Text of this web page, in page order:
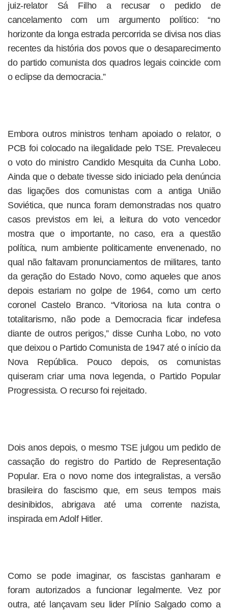
juiz-relator Sá Filho a recusar o pedido de
cancelamento com um argumento político: “no
horizonte da longa estrada percorrida se divisa nos dias
recentes da história dos povos que o desaparecimento
do partido comunista dos quadros legais coincide com
o eclipse da democracia.”
Embora outros ministros tenham apoiado o relator, o
PCB foi colocado na ilegalidade pelo TSE. Prevaleceu
o voto do ministro Candido Mesquita da Cunha Lobo.
Ainda que o debate tivesse sido iniciado pela denúncia
das ligações dos comunistas com a antiga União
Soviética, que nunca foram demonstradas nos quatro
casos previstos em lei, a leitura do voto vencedor
mostra que o importante, no caso, era a questão
política, num ambiente politicamente envenenado, no
qual não faltavam pronunciamentos de militares, tanto
da geração do Estado Novo, como aqueles que anos
depois estariam no golpe de 1964, como um certo
coronel Castelo Branco. “Vitoriosa na luta contra o
totalitarismo, não pode a Democracia ficar indefesa
diante de outros perigos,” disse Cunha Lobo, no voto
que deixou o Partido Comunista de 1947 até o início da
Nova República. Pouco depois, os comunistas
quiseram criar uma nova legenda, o Partido Popular
Progressista. O recurso foi rejeitado.
Dois anos depois, o mesmo TSE julgou um pedido de
cassação do registro do Partido de Representação
Popular. Era o novo nome dos integralistas, a versão
brasileira do fascismo que, em seus tempos mais
desinibidos, abrigava até uma corrente nazista,
inspirada em Adolf Hitler.
Como se pode imaginar, os fascistas ganharam e
foram autorizados a funcionar legalmente. Vez por
outra, até lançavam seu lider Plínio Salgado como a